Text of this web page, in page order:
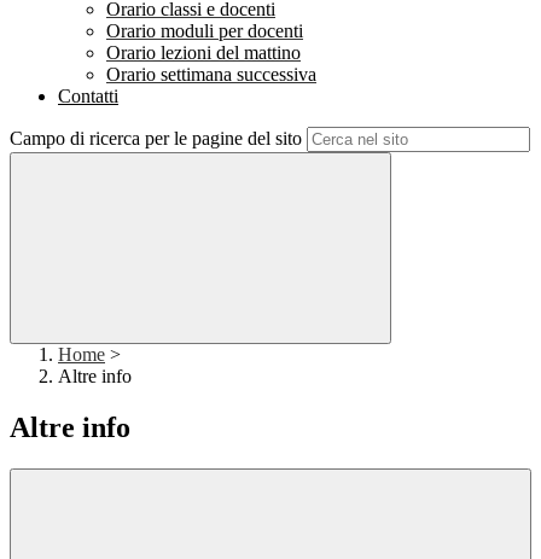
Orario classi e docenti
Orario moduli per docenti
Orario lezioni del mattino
Orario settimana successiva
Contatti
Campo di ricerca per le pagine del sito
Home >
Altre info
Altre info